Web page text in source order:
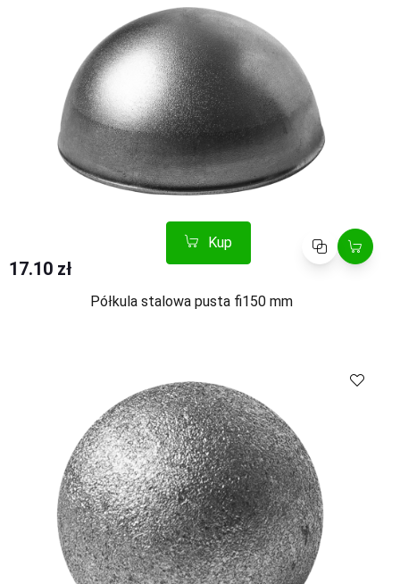
Kup Porównaj
17.10 zł
Półkula stalowa pusta fi150 mm